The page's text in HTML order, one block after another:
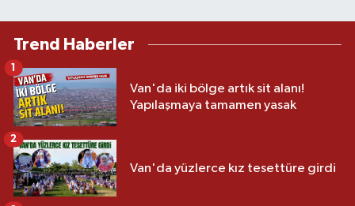
Trend Haberler
Van'da iki bölge artık sit alanı!
Yapılaşmaya tamamen yasak
1
Van'da yüzlerce kız tesettüre girdi
2